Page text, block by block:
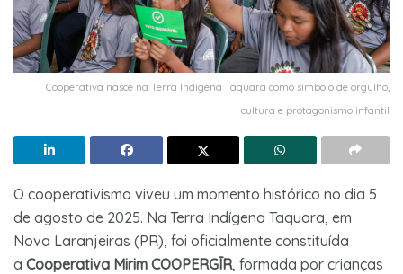
Cooperativa nasce na Terra Indígena Taquara como símbolo de orgulho,
cultura e protagonismo infantil
O cooperativismo viveu um momento histórico no dia 5
de agosto de 2025. Na Terra Indígena Taquara, em
Nova Laranjeiras (PR), foi oficialmente constituída
a Cooperativa Mirim COOPERGĪR, formada por crianças